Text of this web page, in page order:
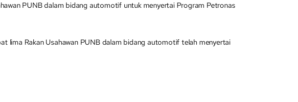
PUNB dalam bidang automotif untuk menyertai Program Petronas
lima Rakan Usahawan PUNB dalam bidang automotif telah menyertai